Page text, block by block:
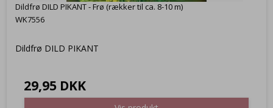
Dildfrø DILD PIKANT - Frø (rækker til ca. 8-10 m)
WK7556
Dildfrø DILD PIKANT
29,95 DKK